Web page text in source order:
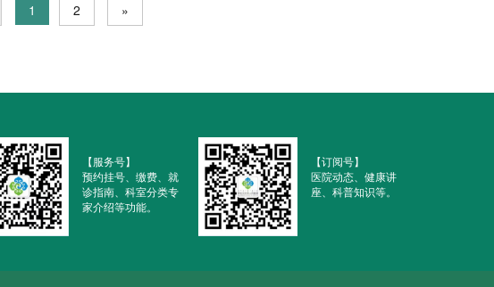
1 2 »
【服务号】
预约挂号、缴费、就
诊指南、科室分类专
家介绍等功能。
【订阅号】
医院动态、健康讲
座、科普知识等。